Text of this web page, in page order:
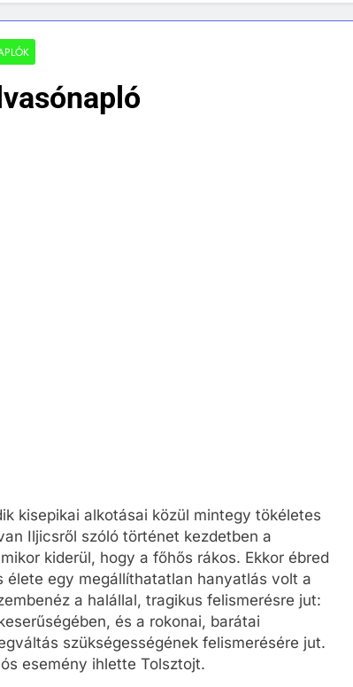
kisepikai alkotásai közül mintegy tökéletes
Iljicsről szóló történet kezdetben a
kiderül, hogy a főhős rákos. Ekkor ébred
élete egy megállíthatatlan hanyatlás volt a
a halállal, tragikus felismerésre jut:
és a rokonai, barátai
szükségességének felismerésére jut.
esemény ihlette Tolsztojt.